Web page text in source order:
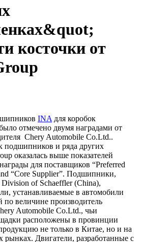
косточки от
INA для коробок
отмечено двумя наградами от
Chery Automobile Co.Ltd..
подшипников и ряда других
оказалась выше показателей
для поставщиков “Preferred
“Core Supplier”. Подшипники,
Division of Schaeffler(China),
устанавливаемые в автомобили
по величине производитель
Automobile Co.Ltd., чьи
расположены в провинции
не только в Китае, но и на
Двигатели, разработанные с